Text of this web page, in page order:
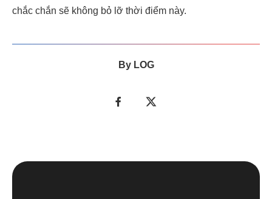
chắc chắn sẽ không bỏ lỡ thời điểm này.
By LOG